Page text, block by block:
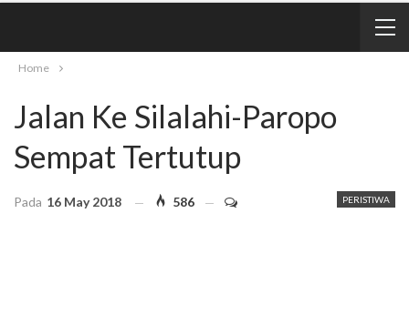
Home
Jalan Ke Silalahi-Paropo
Sempat Tertutup
PERISTIWA
Pada 16 May 2018 586